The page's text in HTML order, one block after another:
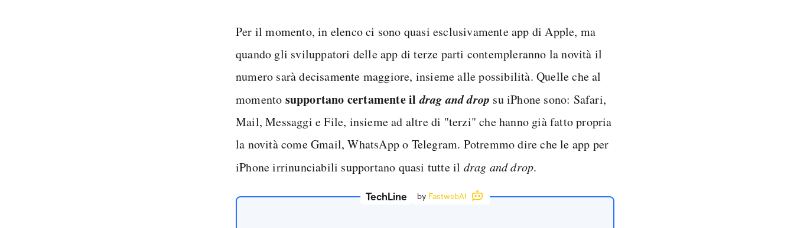
Per il momento, in elenco ci sono quasi esclusivamente app di Apple, ma
quando gli sviluppatori delle app di terze parti contempleranno la novità il
numero sarà decisamente maggiore, insieme alle possibilità. Quelle che al
momento supportano certamente ildrag and drop su iPhone sono: Safari,
Mail, Messaggi e File, insieme ad altre di "terzi" che hanno già fatto propria
la novità come Gmail, WhatsApp o Telegram. Potremmo dire che le app per
iPhone irrinunciabili supportano quasi tutte il drag and drop.
TechLine by FastwebAI